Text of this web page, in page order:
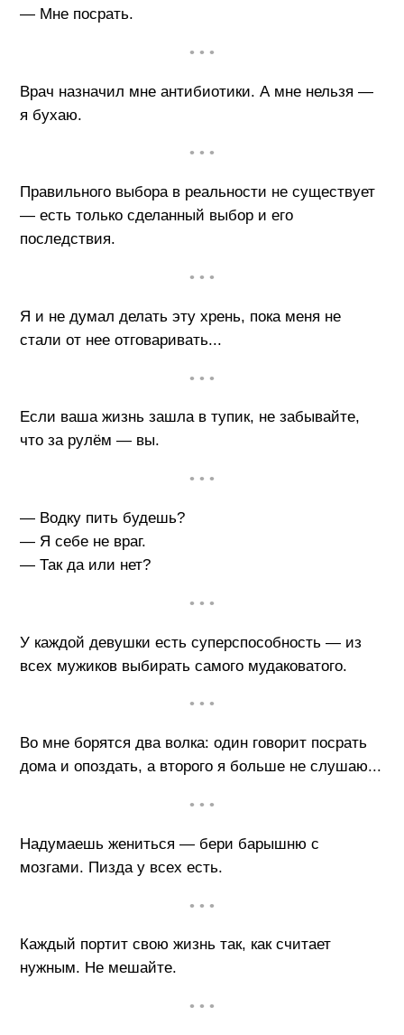
— Мне посрать.
• • •
Врач назначил мне антибиотики. А мне нельзя —
я бухаю.
• • •
Правильного выбора в реальности не существует
— есть только сделанный выбор и его
последствия.
• • •
Я и не думал делать эту хрень, пока меня не
стали от нее отговаривать...
• • •
Если ваша жизнь зашла в тупик, не забывайте,
что за рулём — вы.
• • •
— Водку пить будешь?
— Я себе не враг.
— Так да или нет?
• • •
У каждой девушки есть суперспособность — из
всех мужиков выбирать самого мудаковатого.
• • •
Во мне борятся два волка: один говорит посрать
дома и опоздать, а второго я больше не слушаю...
• • •
Надумаешь жениться — бери барышню с
мозгами. Пизда у всех есть.
• • •
Каждый портит свою жизнь так, как считает
нужным. Не мешайте.
• • •